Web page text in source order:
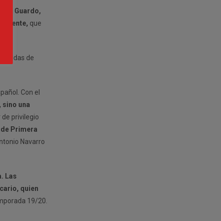
al Guardo,
que
de
Con el
una
privilegio
Primera
Navarro
Las
quien
19/20.